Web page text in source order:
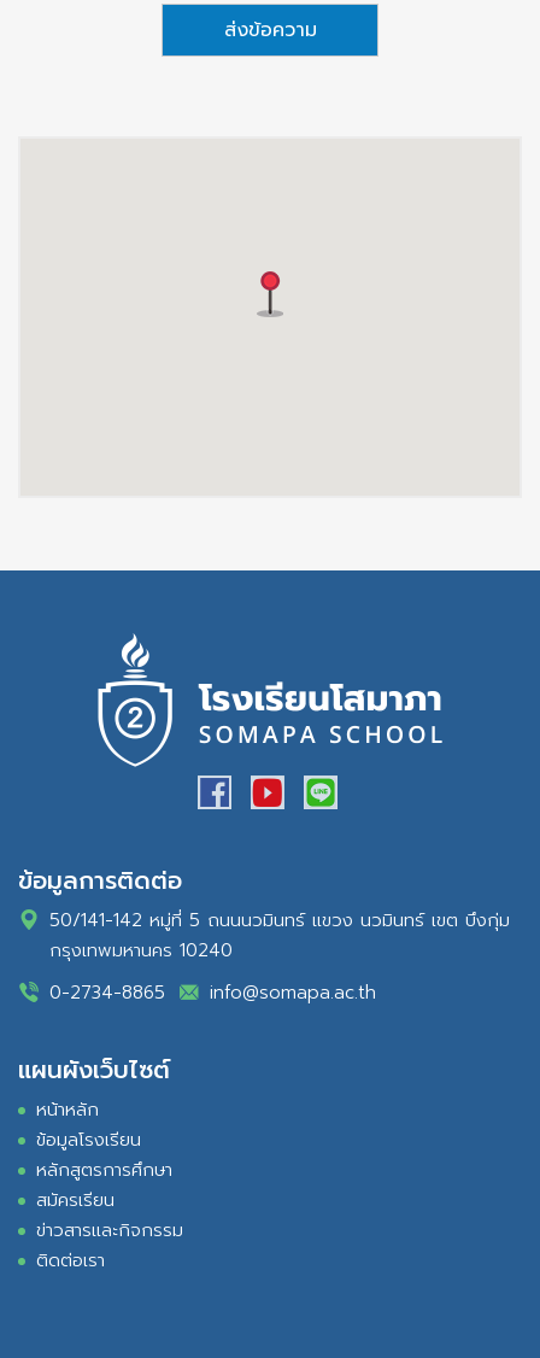
ส่งข้อความ
ข้อมูลการติดต่อ
50/141-142 หมู่ที่ 5 ถนนนวมินทร์ แขวง นวมินทร์ เขต บึงกุ่ม
กรุงเทพมหานคร 10240
0-2734-8865
info@somapa.ac.th
แผนผังเว็บไซต์
หน้าหลัก
ข้อมูลโรงเรียน
หลักสูตรการศึกษา
สมัครเรียน
ข่าวสารและกิจกรรม
ติดต่อเรา